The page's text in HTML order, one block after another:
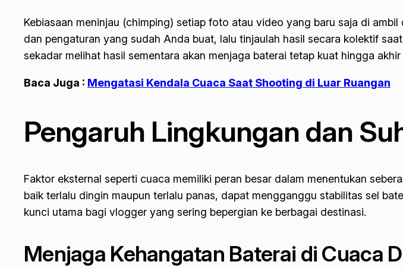
Kebiasaan meninjau (chimping) setiap foto atau video yang baru saja di
dan pengaturan yang sudah Anda buat, lalu tinjaulah hasil secara kolektif
sekadar melihat hasil sementara akan menjaga baterai tetap kuat hingga akhir
Baca Juga : Mengatasi Kendala Cuaca Saat Shooting di Luar Ruangan
Pengaruh Lingkungan dan
Faktor eksternal seperti cuaca memiliki peran besar dalam menentukan
baik terlalu dingin maupun terlalu panas, dapat mengganggu stabilitas sel
kunci utama bagi vlogger yang sering bepergian ke berbagai destinasi.
Menjaga Kehangatan Baterai di Cuaca